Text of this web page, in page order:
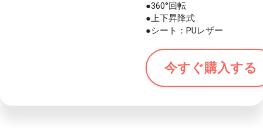
●360°回転
●上下昇降式
●シート：PUレザー
今すぐ購入する